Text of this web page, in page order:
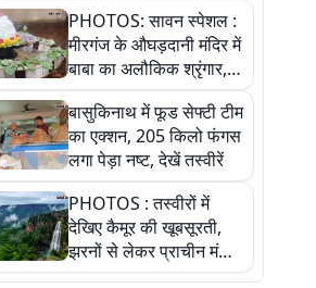
देखें
PHOTOS: सावन स्पेशल :
मीरगंज के औघड़दानी मंदिर में
बाबा का अलौकिक श्रृंगार,
तस्वीरों में देखें महादेव के कई
मनमोहक स्वरूप
बासुकिनाथ में फूड सेफ्टी टीम
का एक्शन, 205 किलो फंगस
लगा पेड़ा नष्ट, देखें तस्वीरें
PHOTOS : तस्वीरों में
देखिए कैमूर की खूबसूरती,
झरनों से लेकर प्राचीन मंदिरों
तक प्रकृति और आस्था का